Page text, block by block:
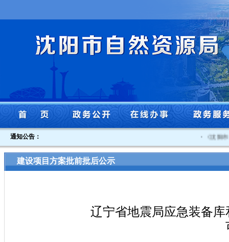
通知公告： 《沈阳市
建设项目方案批前批后公示
辽宁省地震局应急装备